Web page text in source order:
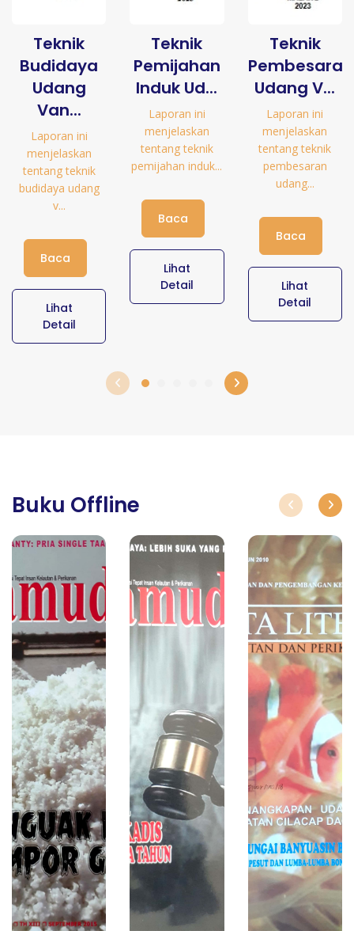
Teknik
Budidaya
Udang
Van...
Laporan ini
menjelaskan
tentang teknik
budidaya udang
v...
Baca
Lihat
Detail
Teknik
Pemijahan
Induk Ud...
Laporan ini
menjelaskan
tentang teknik
pemijahan induk...
Baca
Lihat
Detail
Teknik
Pembesaran
Udang V...
Laporan ini
menjelaskan
tentang teknik
pembesaran
udang...
Baca
Lihat
Detail
Buku Offline